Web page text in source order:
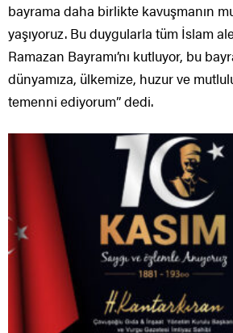
bayrama daha birlikte kavuşmanın
yaşıyoruz. Bu duygularla tüm İslam
Ramazan Bayramı’nı kutluyor, bu
dünyamıza, ülkemize, huzur ve
temenni ediyorum” dedi.